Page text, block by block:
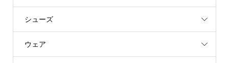
シューズ
ウェア